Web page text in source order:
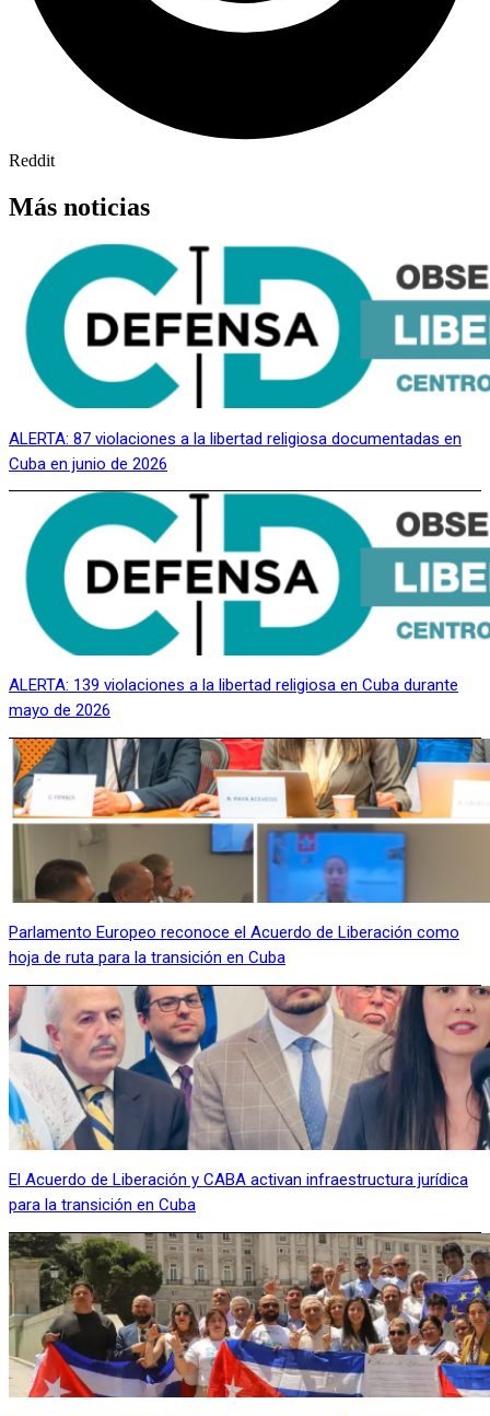
Reddit
Más noticias
ALERTA: 87 violaciones a la libertad religiosa documentadas en
Cuba en junio de 2026
ALERTA: 139 violaciones a la libertad religiosa en Cuba durante
mayo de 2026
Parlamento Europeo reconoce el Acuerdo de Liberación como
hoja de ruta para la transición en Cuba
El Acuerdo de Liberación y CABA activan infraestructura jurídica
para la transición en Cuba